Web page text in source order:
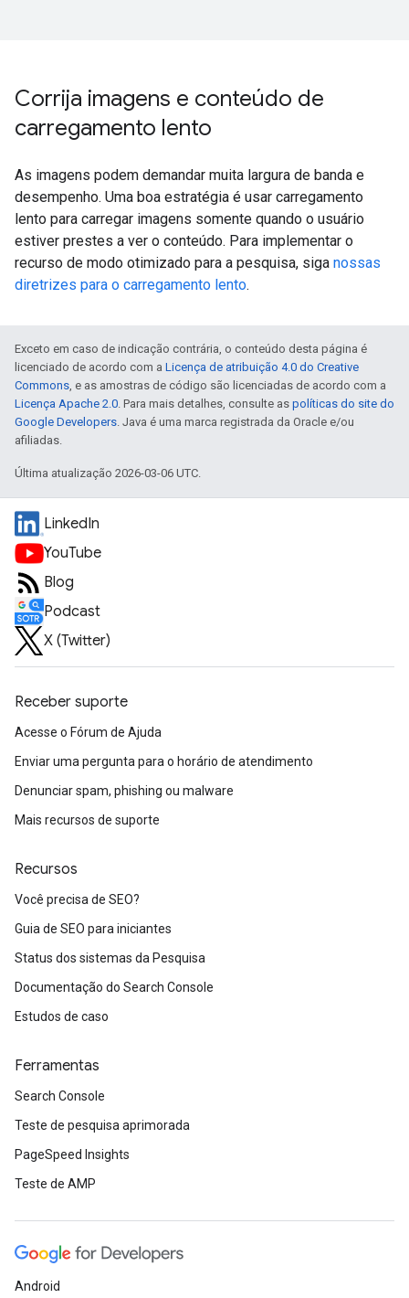
Corrija imagens e conteúdo de
carregamento lento
As imagens podem demandar muita largura de banda e
desempenho. Uma boa estratégia é usar carregamento
lento para carregar imagens somente quando o usuário
estiver prestes a ver o conteúdo. Para implementar o
recurso de modo otimizado para a pesquisa, siga nossas
diretrizes para o carregamento lento.
Exceto em caso de indicação contrária, o conteúdo desta página é
licenciado de acordo com a Licença de atribuição 4.0 do Creative
Commons, e as amostras de código são licenciadas de acordo com a
Licença Apache 2.0. Para mais detalhes, consulte as políticas do site do
Google Developers. Java é uma marca registrada da Oracle e/ou
afiliadas.
Última atualização 2026-03-06 UTC.
LinkedIn
YouTube
Blog
Podcast
X (Twitter)
Receber suporte
Acesse o Fórum de Ajuda
Enviar uma pergunta para o horário de atendimento
Denunciar spam, phishing ou malware
Mais recursos de suporte
Recursos
Você precisa de SEO?
Guia de SEO para iniciantes
Status dos sistemas da Pesquisa
Documentação do Search Console
Estudos de caso
Ferramentas
Search Console
Teste de pesquisa aprimorada
PageSpeed Insights
Teste de AMP
Android